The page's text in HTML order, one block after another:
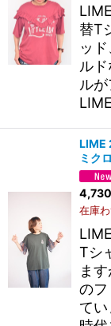
替T
ッ
ル
ル
LIME
ミク
4,730
在庫
Tシ
ま
のフ
て